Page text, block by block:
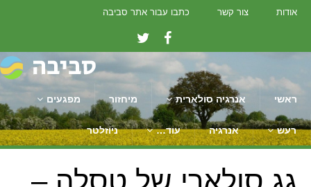
אודות צור קשר כתבו עבור אתר סביבה
ראשי אנרגיה סולארית מיחזור מפגעים
רעש אנרגיה עוד… ניוזלטר